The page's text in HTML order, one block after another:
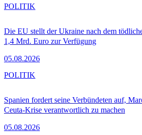
Die EU stellt der Ukraine nach dem
1,4 Mrd. Euro zur Verfügung
05.08.2026
POLITIK
Spanien fordert seine Verbündeten auf,
Ceuta-Krise verantwortlich zu machen
05.08.2026
POLITIK